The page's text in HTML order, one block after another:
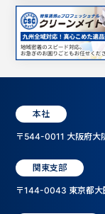
本社
〒544-0011 大阪府大
関東支部
〒144-0043 東京都大